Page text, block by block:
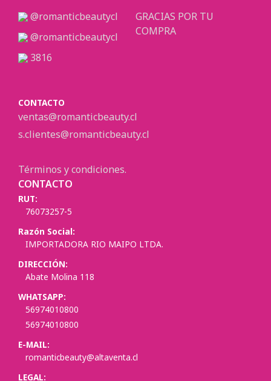
@romanticbeautycl
@romanticbeautycl
3816
CONTACTO
ventas@romanticbeauty.cl
s.clientes@romanticbeauty.cl
Términos y condiciones.
GRACIAS POR TU
COMPRA
CONTACTO
RUT:
76073257-5
Razón Social:
IMPORTADORA RIO MAIPO LTDA.
DIRECCIÓN:
Abate Molina 118
WHATSAPP:
56974010800
56974010800
E-MAIL:
romanticbeauty@altaventa.cl
LEGAL: